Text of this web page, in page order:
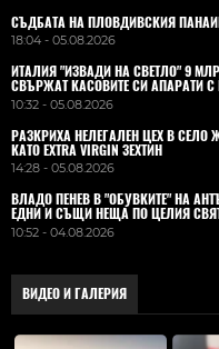
СЪДБАТА НА ПЛОВДИВСКИЯ
18:04 - 05.08.2026
ИТАЛИЯ "ИЗВАДИ НА СВЕТЛО" 9
СВЪРЖАТ КАСОВИТЕ СИ АПАРАТИ С
10:32 - 05.08.2026
РАЗКРИХА НЕЛЕГАЛЕН ЦЕХ В
КАТО EXTRA VIRGIN ЗЕХТИН
14:28 - 05.08.2026
ВЛАДO ПЕНЕВ В "ОБУВКИТЕ" НА
ЕДНИ И СЪЩИ НЕЩА ПО ЦЕЛИЯ
10:52 - 04.08.2026
ВИДЕО И ГАЛЕРИЯ